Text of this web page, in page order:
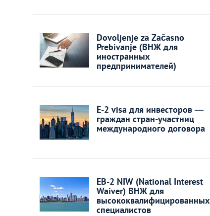
Россия
Словакия
США
Украина
Франция
Dovoljenje za Začasno
Prebivanje (ВНЖ для
иностранных
предпринимателей)
E-2 visa для инвесторов —
граждан стран-участниц
международного договора
EB-2 NIW (National Interest
Waiver) ВНЖ для
высококвалифицированных
специалистов